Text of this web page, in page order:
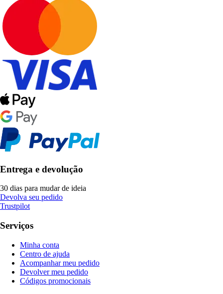
Entrega e devolução
30 dias para mudar de ideia
Devolva seu pedido
Trustpilot
Serviços
Minha conta
Centro de ajuda
Acompanhar meu pedido
Devolver meu pedido
Códigos promocionais